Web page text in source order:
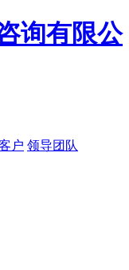
户 领导团队